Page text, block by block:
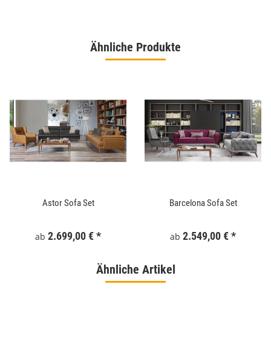
Ähnliche Produkte
Astor Sofa Set
ab 2.699,00 €*
Barcelona Sofa Set
ab 2.549,00 €*
Ähnliche Artikel